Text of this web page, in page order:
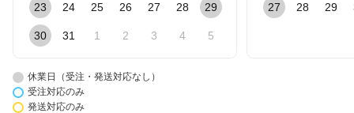
23 24 25 26 27 28 29
30 31 1 2 3 4 5
27 28 29
休業日（受注・発送対応なし）
受注対応のみ
発送対応のみ